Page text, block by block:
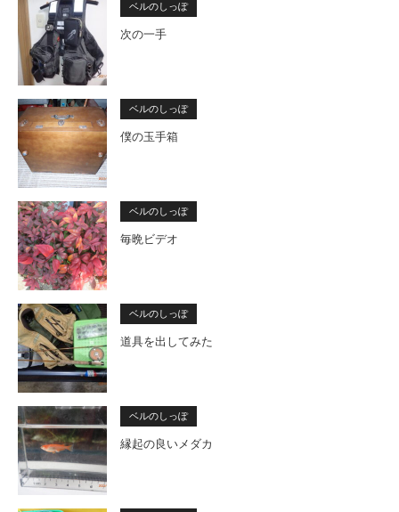
ベルのしっぽ
次の一手
ベルのしっぽ
僕の玉手箱
ベルのしっぽ
毎晩ビデオ
ベルのしっぽ
道具を出してみた
ベルのしっぽ
縁起の良いメダカ